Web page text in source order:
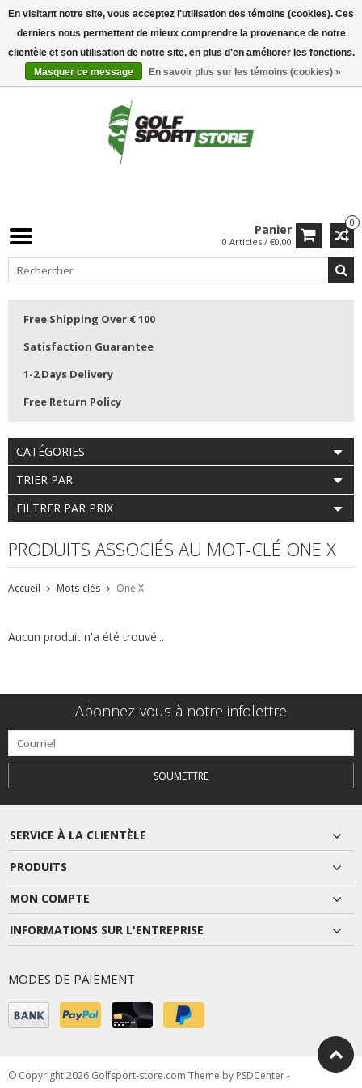
0
Panier
0 Articles / €0,00
Free Shipping Over € 100
Satisfaction Guarantee
1-2 Days Delivery
Free Return Policy
CATÉGORIES
TRIER PAR
FILTRER PAR PRIX
PRODUITS ASSOCIÉS AU MOT-CLÉ ONE X
Accueil Mots-clés One X
Aucun produit n'a été trouvé...
Abonnez-vous à notre infolettre
SOUMETTRE
SERVICE À LA CLIENTÈLE
PRODUITS
MON COMPTE
INFORMATIONS SUR L'ENTREPRISE
MODES DE PAIEMENT
© Copyright 2026 Golfsport-store.com Theme by PSDCenter-
En visitant notre site, vous acceptez l'utilisation des témoins (cookies). Ces
derniers nous permettent de mieux comprendre la provenance de notre
clientèle et son utilisation de notre site, en plus d'en améliorer les fonctions.
Masquer ce message
En savoir plus sur les témoins (cookies) »